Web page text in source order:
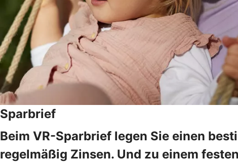
Sparbrief
Beim VR-Sparbrief legen Sie einen
regelmäßig Zinsen. Und zu einem